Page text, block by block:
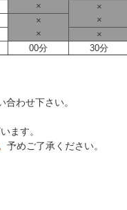
×
×
×
×
×
×
00分
30分
わせ下さい。
ます。
予めご了承ください。